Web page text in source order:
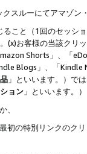
スルーにてアマゾン
こと（1回のセッシ
(x)お客様の当該ク
Shorts」、「
Blogs」、「
」といいます。）で
ョン 」といいます。
、
初の特別リンクのク